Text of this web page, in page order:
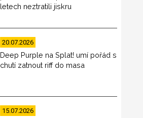
letech neztratili jiskru
20.07.2026
Deep Purple na Splat! umí pořád s
chutí zatnout riff do masa
15.07.2026